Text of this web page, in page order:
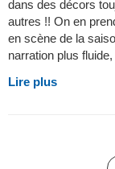
dans des décors
autres !! On en
en scène de la
narration plus
Lire plus